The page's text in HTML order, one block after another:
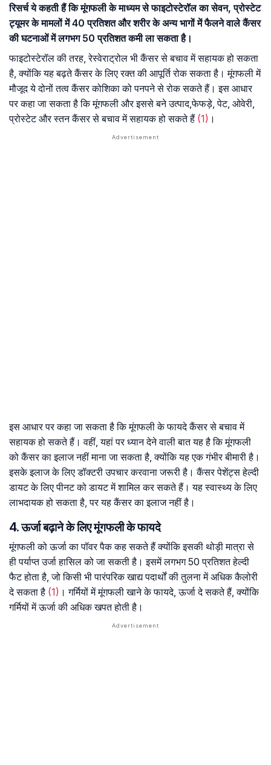
रिसर्च ये कहती हैं कि मूंगफली के माध्यम से फाइटोस्टेरॉल का सेवन, प्रोस्टेट
ट्यूमर के मामलों में 40 प्रतिशत और शरीर के अन्य भागों में फैलने वाले कैंसर
की घटनाओं में लगभग 50 प्रतिशत कमी ला सकता है।
फाइटोस्टेरॉल की तरह, रेस्वेराट्रोल भी कैंसर से बचाव में सहायक हो सकता
है, क्योंकि यह बढ़ते कैंसर के लिए रक्त की आपूर्ति रोक सकता है। मूंगफली में
मौजूद ये दोनों तत्व कैंसर कोशिका को पनपने से रोक सकते हैं। इस आधार
पर कहा जा सकता है कि मूंगफली और इससे बने उत्पाद,फेफड़े, पेट, ओवेरी,
प्रोस्टेट और स्तन कैंसर से बचाव में सहायक हो सकते हैं (1) ।
इस आधार पर कहा जा सकता है कि मूंगफली के फायदे कैंसर से बचाव में
सहायक हो सकते हैं। वहीं, यहां पर ध्यान देने वाली बात यह है कि मूंगफली
को कैंसर का इलाज नहीं माना जा सकता है, क्योंकि यह एक गंभीर बीमारी है।
इसके इलाज के लिए डॉक्टरी उपचार करवाना जरूरी है। कैंसर पेशेंट्स हेल्दी
डायट के लिए पीनट को डायट में शामिल कर सकते हैं। यह स्वास्थ्य के लिए
लाभदायक हो सकता है, पर यह कैंसर का इलाज नहीं है।
4. ऊर्जा बढ़ाने के लिए मूंगफली के फायदे
मूंगफली को ऊर्जा का पॉवर पैक कह सकते हैं क्योंकि इसकी थोड़ी मात्रा से
ही पर्याप्त उर्जा हासिल को जा सकती है। इसमें लगभग 50 प्रतिशत हेल्दी
फैट होता है, जो किसी भी पारंपरिक खाद्य पदार्थों की तुलना में अधिक कैलोरी
दे सकता है (1) । गर्मियों में मूंगफली खाने के फायदे, ऊर्जा दे सकते हैं, क्योंकि
गर्मियों में ऊर्जा की अधिक खपत होती है।